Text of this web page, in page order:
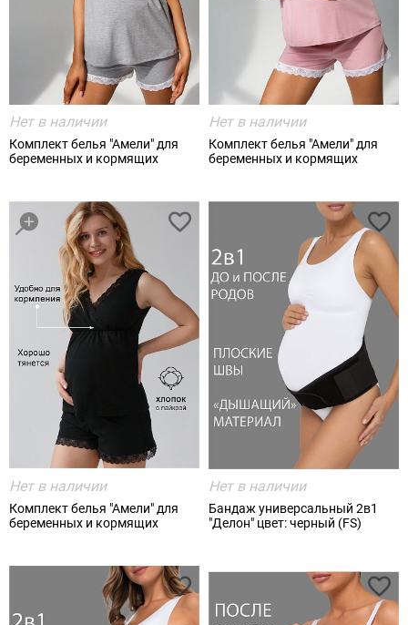
Нет в наличии
Комплект белья "Амели" для
беременных и кормящих
Нет в наличии
Комплект белья "Амели" для
беременных и кормящих
Нет в наличии
Комплект белья "Амели" для
беременных и кормящих
Нет в наличии
Бандаж универсальный 2в1
"Делон" цвет: черный (FS)